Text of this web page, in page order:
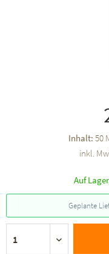
Inhalt: 50
inkl.
Auf
Geplante